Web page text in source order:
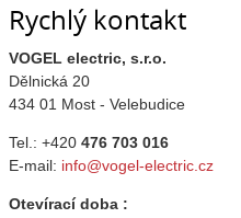
Rychlý kontakt
VOGEL electric, s.r.o.
Dělnická 20
434 01 Most - Velebudice
Tel.: +420 476 703 016
E-mail: info@vogel-electric.cz
Otevírací doba :